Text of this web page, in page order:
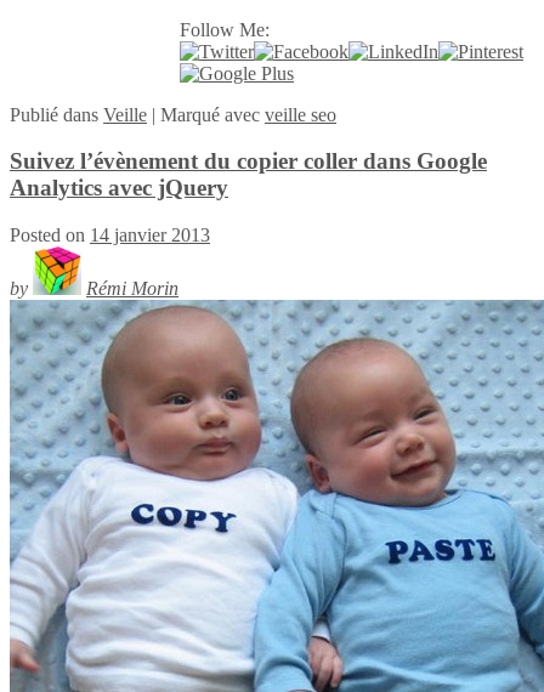
Follow Me:
Publié dans Veille | Marqué avec veille seo
Suivez l’évènement du copier coller dans Google
Analytics avec jQuery
Posted on 14 janvier 2013
by Rémi Morin